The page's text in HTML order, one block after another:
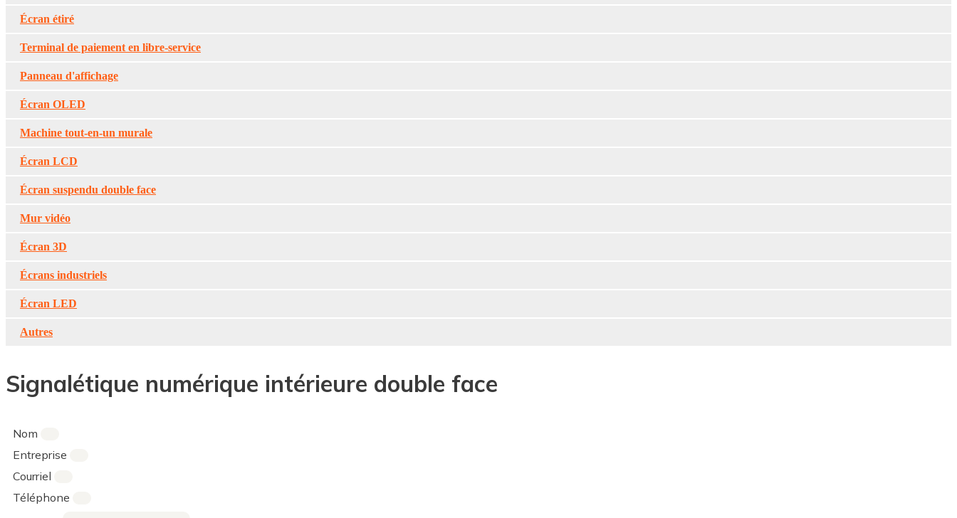
Écran étiré
Terminal de paiement en libre-service
Panneau d'affichage
Écran OLED
Machine tout-en-un murale
Écran LCD
Écran suspendu double face
Mur vidéo
Écran 3D
Écrans industriels
Écran LED
Autres
Signalétique numérique intérieure double face
Nom
Entreprise
Courriel
Téléphone